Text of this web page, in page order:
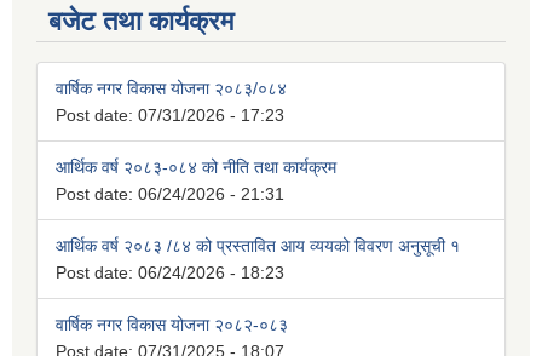
बजेट तथा कार्यक्रम
वार्षिक नगर विकास योजना २०८३/०८४
Post date: 07/31/2026 - 17:23
आर्थिक वर्ष २०८३-०८४ को नीति तथा कार्यक्रम
Post date: 06/24/2026 - 21:31
आर्थिक वर्ष २०८३ /८४ को प्रस्तावित आय व्ययको विवरण अनुसूची १
Post date: 06/24/2026 - 18:23
वार्षिक नगर विकास योजना २०८२-०८३
Post date: 07/31/2025 - 18:07